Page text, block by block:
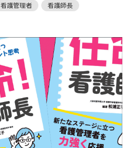
看護管理者 看護師長